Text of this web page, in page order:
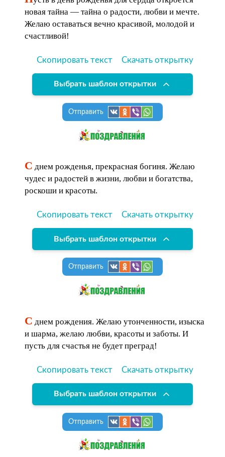
новая тайна — тайна о радости, любви и мечте.
Желаю оставаться вечно красивой, молодой и
счастливой!
Скопировать текст Скачать открытку
Выбрать шаблон открытки
Отправить
С днем рожденья, прекрасная богиня. Желаю
чудес и радостей в жизни, любви и богатства,
роскоши и красоты.
Скопировать текст Скачать открытку
Выбрать шаблон открытки
Отправить
С днем рождения. Желаю утонченности, изыска
и шарма, желаю любви, красоты и заботы. И
пусть для счастья не будет преград!
Скопировать текст Скачать открытку
Выбрать шаблон открытки
Отправить